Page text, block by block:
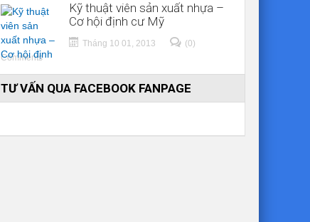
Kỹ thuật viên sản xuất nhựa –
Cơ hội định cư Mỹ
Tháng 10 01, 2013
(0)
Comments
TƯ VẤN QUA FACEBOOK FANPAGE